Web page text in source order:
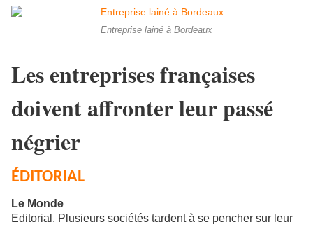
Entreprise lainé à Bordeaux
Les entreprises françaises
doivent affronter leur passé
négrier
ÉDITORIAL
Le Monde
Editorial. Plusieurs sociétés tardent à se pencher sur leur